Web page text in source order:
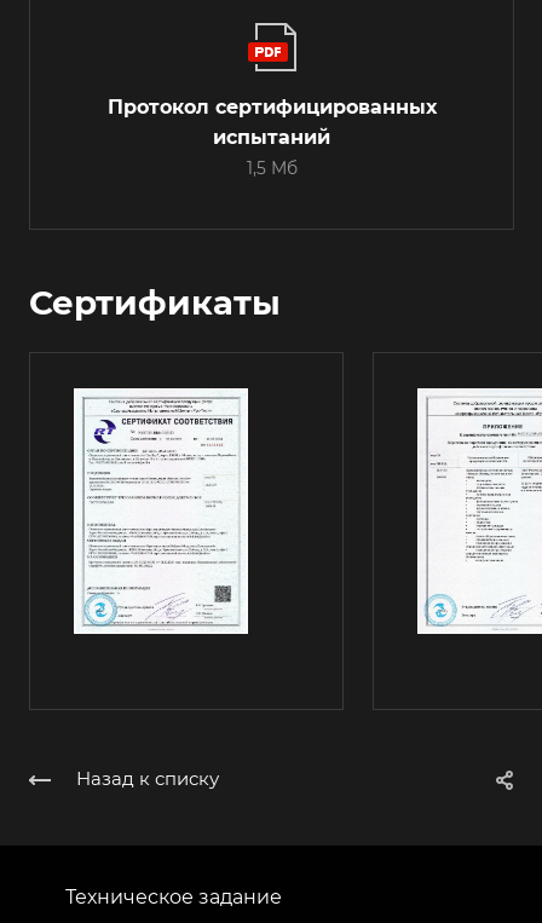
Протокол сертифицированных
испытаний
1,5 Мб
Сертификаты
Назад к списку
Техническое задание